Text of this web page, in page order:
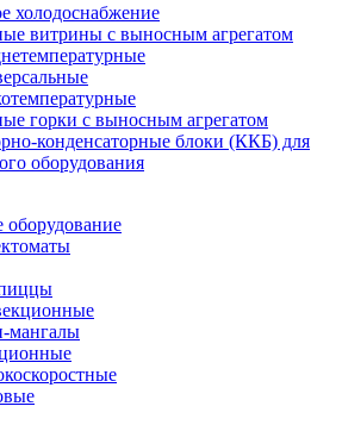
холодоснабжение
витрины с выносным агрегатом
горки с выносным агрегатом
конденсаторные блоки (ККБ) для
оборудования
оборудование
мангалы